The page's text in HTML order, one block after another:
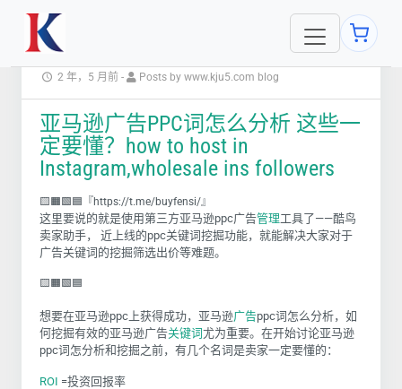
2 年，5 月前 - Posts by www.kju5.com blog
亚马逊广告PPC词怎么分析 这些一
定要懂？how to host in
Instagram,wholesale ins followers
🟨🟧🟩🟦『https://t.me/buyfensi/』
这里要说的就是使用第三方亚马逊ppc广告管理工具了——酷鸟
卖家助手， 近上线的ppc关键词挖掘功能，就能解决大家对于
广告关键词的挖掘筛选出价等难题。
🟨🟧🟩🟦
想要在亚马逊ppc上获得成功，亚马逊广告ppc词怎么分析，如
何挖掘有效的亚马逊广告关键词尤为重要。在开始讨论亚马逊
ppc词怎分析和挖掘之前，有几个名词是卖家一定要懂的：
ROI =投资回报率